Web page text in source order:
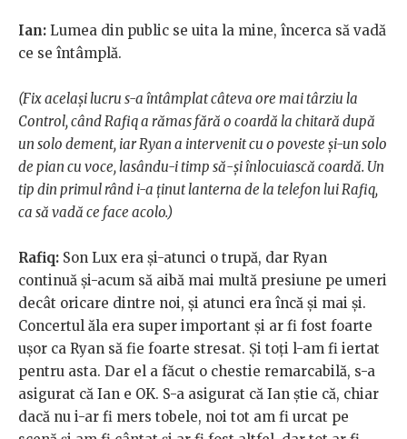
Ian: Lumea din public se uita la mine, încerca să vadă
ce se întâmplă.
(Fix același lucru s-a întâmplat câteva ore mai târziu la
Control, când Rafiq a rămas fără o coardă la chitară după
un solo dement, iar Ryan a intervenit cu o poveste și-un solo
de pian cu voce, lasându-i timp să-și înlocuiască coardă. Un
tip din primul rând i-a ținut lanterna de la telefon lui Rafiq,
ca să vadă ce face acolo.)
Rafiq: Son Lux era și-atunci o trupă, dar Ryan
continuă și-acum să aibă mai multă presiune pe umeri
decât oricare dintre noi, și atunci era încă și mai și.
Concertul ăla era super important și ar fi fost foarte
ușor ca Ryan să fie foarte stresat. Și toți l-am fi iertat
pentru asta. Dar el a făcut o chestie remarcabilă, s-a
asigurat că Ian e OK. S-a asigurat că Ian știe că, chiar
dacă nu i-ar fi mers tobele, noi tot am fi urcat pe